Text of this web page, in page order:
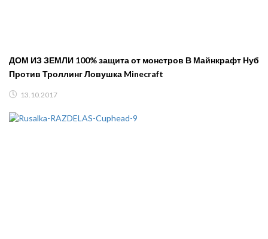
ДОМ ИЗ ЗЕМЛИ 100% защита от монстров В Майнкрафт Нуб
Против Троллинг Ловушка Minecraft
13.10.2017